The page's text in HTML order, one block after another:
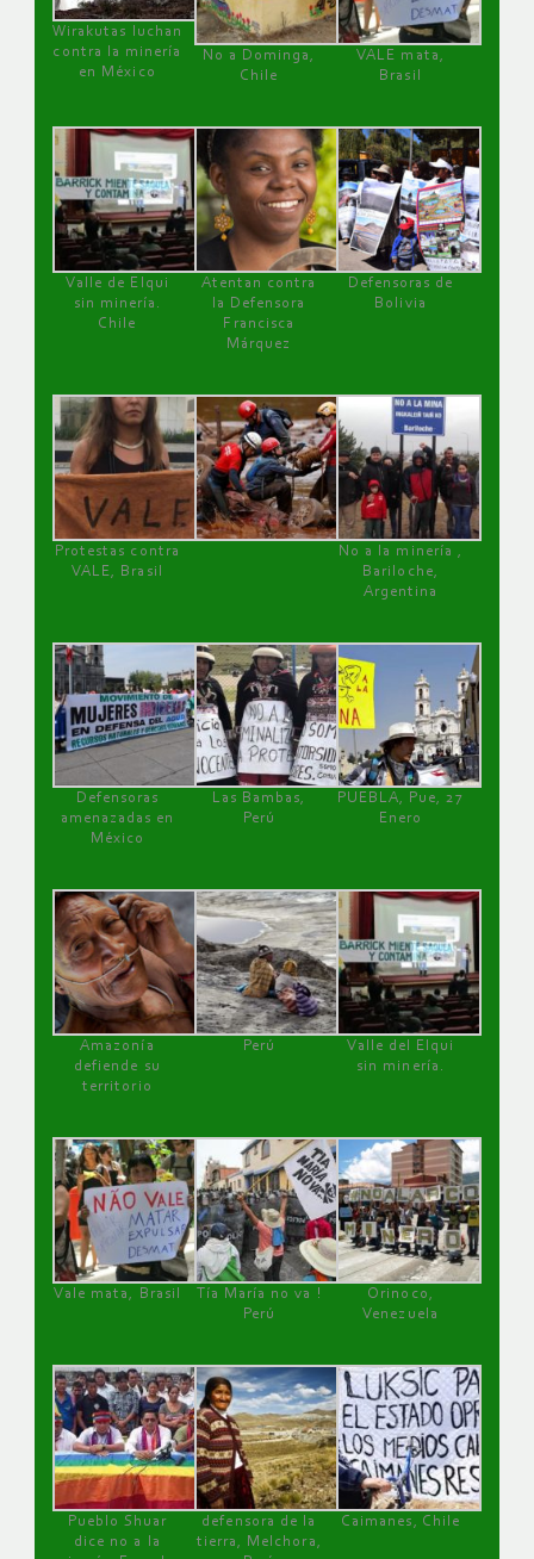
Wirakutas luchan
contra la minería
en México
No a Dominga,
Chile
VALE mata,
Brasil
Valle de Elqui
sin minería.
Chile
Atentan contra
la Defensora
Francisca
Márquez
Defensoras de
Bolivia
Protestas contra
VALE, Brasil
No a la minería ,
Bariloche,
Argentina
Defensoras
amenazadas en
México
Las Bambas,
Perú
PUEBLA, Pue, 27
Enero
Amazonía
defiende su
territorio
Perú
Valle del Elqui
sin minería.
Vale mata, Brasil
Tía María no va !
Perú
Orinoco,
Venezuela
Pueblo Shuar
dice no a la
defensora de la
tierra, Melchora,
Caimanes, Chile